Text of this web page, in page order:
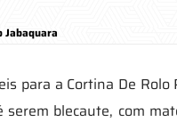
Jabaquara
para a Cortina De
blecaute, com